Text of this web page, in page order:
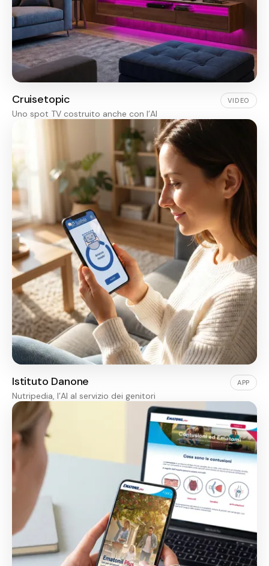
Cruisetopic
Uno spot TV costruito anche con l’AI
VIDEO
Istituto Danone
Nutripedia, l’AI al servizio dei genitori
APP